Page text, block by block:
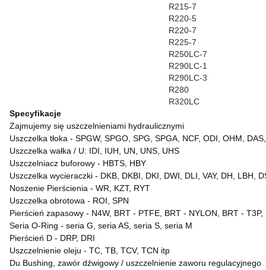
R215-7
R220-5
R220-7
R225-7
R250LC-7
R290LC-1
R290LC-3
R280
R320LC
Specyfikacje
Zajmujemy się uszczelnieniami hydraulicznymi
Uszczelka tłoka - SPGW, SPGO, SPG, SPGA, NCF, ODI, OHM,
Uszczelka wałka / U: IDI, IUH, UN, UNS, UHS
Uszczelniacz buforowy - HBTS, HBY
Uszczelka wycieraczki - DKB, DKBI, DKI, DWI, DLI, VAY, DH, LBH,
Noszenie Pierścienia - WR, KZT, RYT
Uszczelka obrotowa - ROI, SPN
Pierścień zapasowy - N4W, BRT - PTFE, BRT - NYLON, BRT -
Seria O-Ring - seria G, seria AS, seria S, seria M
Pierścień D - DRP, DRI
Uszczelnienie oleju - TC, TB, TCV, TCN itp
Du Bushing, zawór dźwigowy / uszczelnienie zaworu regulacyjnego